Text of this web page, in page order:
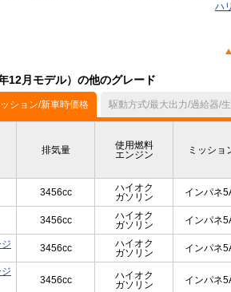
ハ
12月モデル）の他のグレード
ション/新車時価格 駆動方式/最大出力/過給器/
排気量
使用燃料
エンジン
ミッショ
3456cc
ハイオク
ガソリン
インパネ
3456cc
ハイオク
ガソリン
インパネ
3456cc
ハイオク
ガソリン
インパネ
3456cc
ハイオク
ガソリン
インパネ